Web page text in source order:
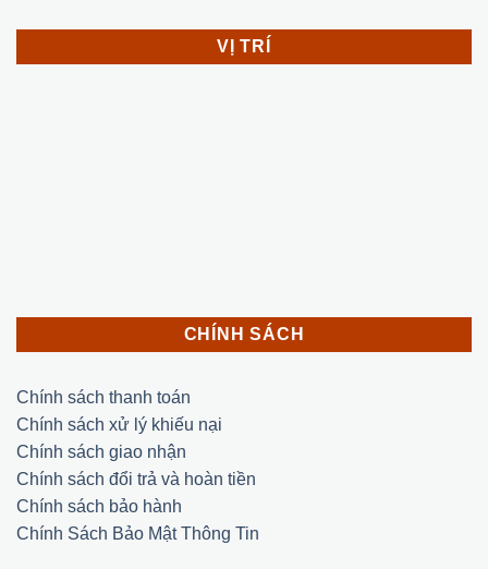
VỊ TRÍ
CHÍNH SÁCH
Chính sách thanh toán
Chính sách xử lý khiếu nại
Chính sách giao nhận
Chính sách đổi trả và hoàn tiền
Chính sách bảo hành
Chính Sách Bảo Mật Thông Tin